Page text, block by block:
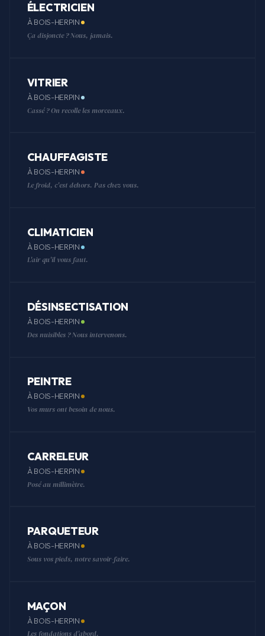
ÉLECTRICIEN
À BOIS-HERPIN
Ça disjoncte ? Nous, jamais.
VITRIER
À BOIS-HERPIN
Cassé ? On recolle les morceaux.
CHAUFFAGISTE
À BOIS-HERPIN
Le froid, c'est dehors. Pas chez vous.
CLIMATICIEN
À BOIS-HERPIN
L'air qu'il vous faut.
DÉSINSECTISATION
À BOIS-HERPIN
Des nuisibles ? Nous intervenons.
PEINTRE
À BOIS-HERPIN
Vos murs ont besoin de nous.
CARRELEUR
À BOIS-HERPIN
Posé au millimètre.
PARQUETEUR
À BOIS-HERPIN
Sous vos pieds, notre savoir-faire.
MAÇON
À BOIS-HERPIN
Les fondations d'abord.